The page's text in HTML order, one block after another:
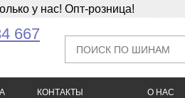
у нас! Опт-розница!
667
КОНТАКТЫ О НАС